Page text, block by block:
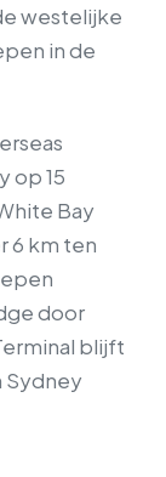
westelijke
in de
op 15
Bay
6 km ten
door
blijft
Sydney